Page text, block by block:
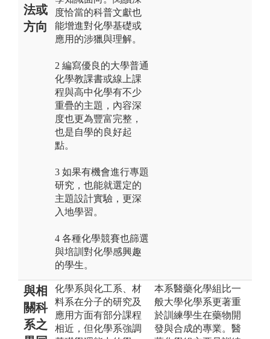
法或
方向
度恰當的科普文獻也
能增進對化學基礎或
應用的涉獵與理解。
2 編寫優良的大學普通
化學教課書或線上課
程與高中化學有不少
重疊的主題，內容深
度也更為豐富完整，
也是自學的良好起
點。
3 如果有機會進行專題
研究，也能就選定的
主題設計實驗，更深
入地學習。
4 各種化學競賽也篩選
與培訓對化學感興趣
的學生。
與相
關科
系之
化學系與化工系、材
料系在分子的研究及
應用方面有部分課程
相近，但化學系強調
本系醫藥化學組比一
般大學化學系更著重
於訓練學生在藥物開
發與合成的專業。醫